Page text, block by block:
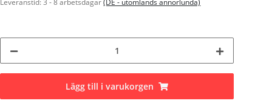
Leveranstid:3 - 8 arbetsdagar(DE - utomlands annorlunda)
Lägg till i varukorgen